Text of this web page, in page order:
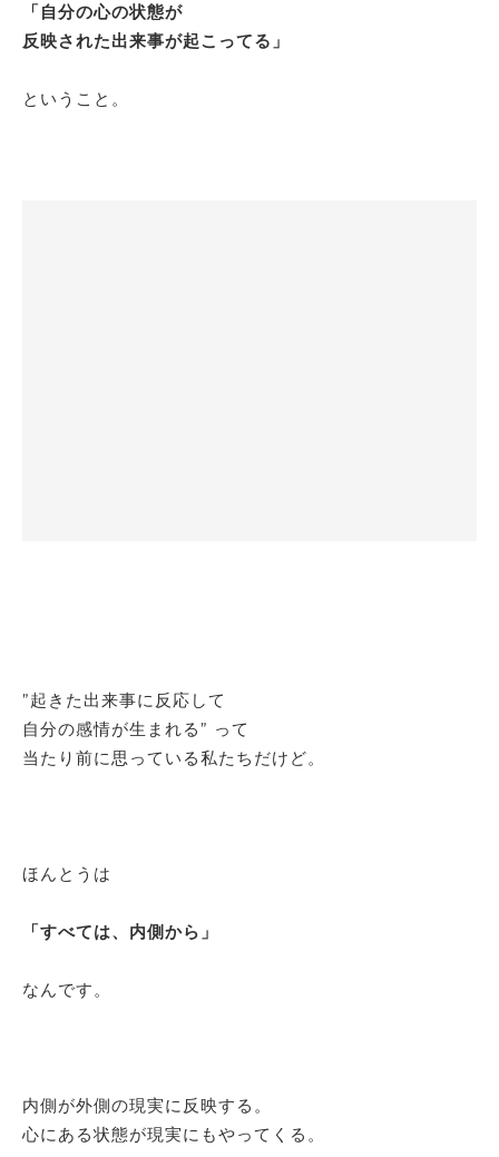
「自分の心の状態が
反映された出来事が起こってる」
ということ。
”起きた出来事に反応して
自分の感情が生まれる” って
当たり前に思っている私たちだけど。
ほんとうは
「すべては、内側から」
なんです。
内側が外側の現実に反映する。
心にある状態が現実にもやってくる。